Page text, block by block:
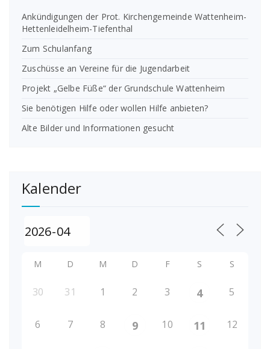
Ankündigungen der Prot. Kirchengemeinde Wattenheim-
Hettenleidelheim-Tiefenthal
Zum Schulanfang
Zuschüsse an Vereine für die Jugendarbeit
Projekt „Gelbe Füße“ der Grundschule Wattenheim
Sie benötigen Hilfe oder wollen Hilfe anbieten?
Alte Bilder und Informationen gesucht
Kalender
M D M D F S S
30 31 1 2 3 4 5
6 7 8 9 10 11 12